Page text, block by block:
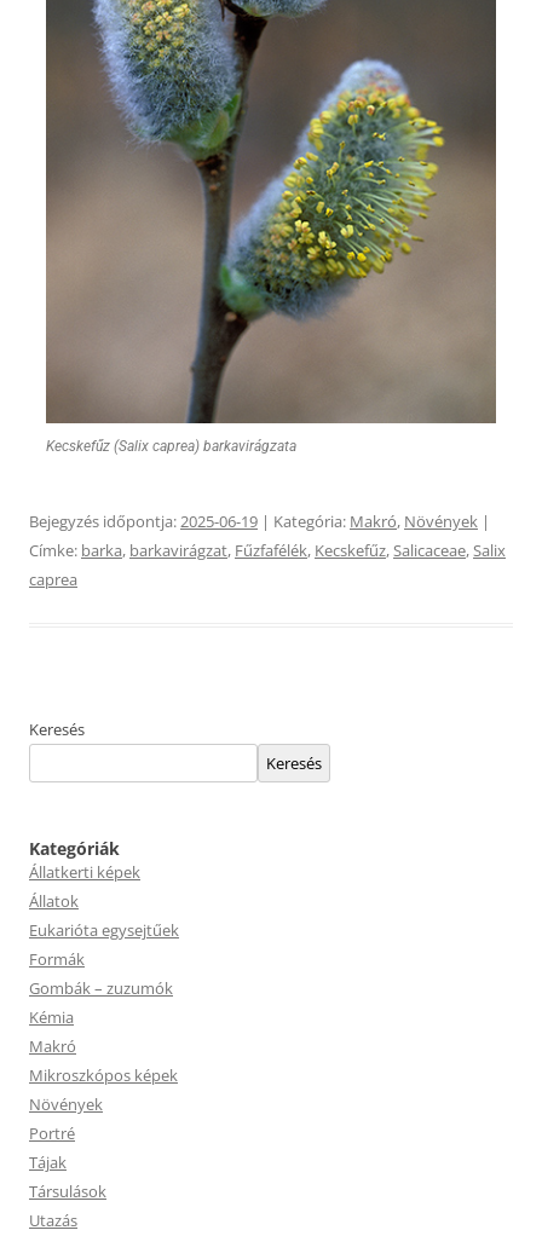
Kecskefűz (Salix caprea) barkavirágzata
Bejegyzés időpontja:2025-06-19 | Kategória: Makró, Növények |
Címke: barka, barkavirágzat, Fűzfafélék, Kecskefűz,Salicaceae,Salix
caprea
Keresés
Keresés
Kategóriák
Állatkerti képek
Állatok
Eukarióta egysejtűek
Formák
Gombák – zuzumók
Kémia
Makró
Mikroszkópos képek
Növények
Portré
Tájak
Társulások
Utazás